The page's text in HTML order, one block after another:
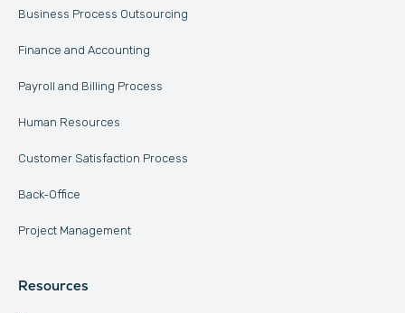
Business Process Outsourcing
Finance and Accounting
Payroll and Billing Process
Human Resources
Customer Satisfaction Process
Back-Office
Project Management
Resources